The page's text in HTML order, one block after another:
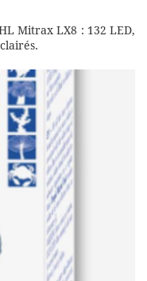
Mitrax LX8 : 132 LED,